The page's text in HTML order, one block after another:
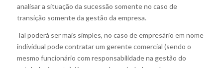
analisar a situação da sucessão somente no caso de
transição somente da gestão da empresa.
Tal poderá ser mais simples, no caso de empresário em nome
individual pode contratar um gerente comercial (sendo o
mesmo funcionário com responsabilidade na gestão do